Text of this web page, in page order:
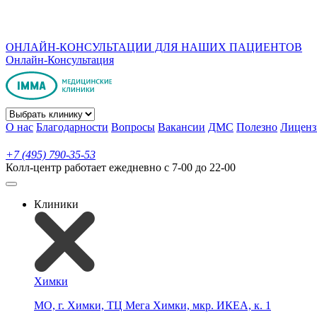
ОНЛАЙН-КОНСУЛЬТАЦИИ ДЛЯ НАШИХ ПАЦИЕНТОВ
Онлайн-Консультация
О нас Благодарности Вопросы Вакансии ДМС Полезно
+7 (495) 790-35-53
Колл-центр работает ежедневно с 7-00 до 22-00
Клиники
Химки
МО, г. Химки, ТЦ Мега Химки, мкр. ИКЕА, к. 1